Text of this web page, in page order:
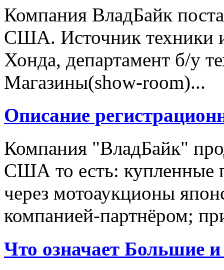
Компания ВладБайк
США. Источник техники
Хонда, департамент б/у
Магазины(show-room)...
Описание
Компания "ВладБайк"
США то есть: купленные
через мотоаукционы
компанией-партнёром;
Что означает Большие